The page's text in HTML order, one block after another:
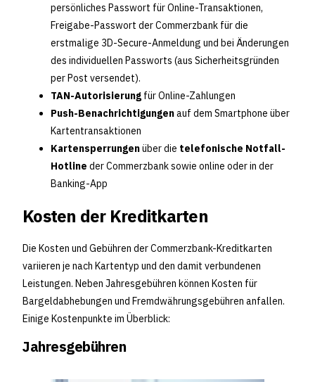
persönliches Passwort für Online-Transaktionen,
Freigabe-Passwort der Commerzbank für die
erstmalige 3D-Secure-Anmeldung und bei Änderungen
des individuellen Passworts (aus Sicherheitsgründen
per Post versendet).
TAN-Autorisierung für Online-Zahlungen
Push-Benachrichtigungenauf dem Smartphone über
Kartentransaktionen
Kartensperrungenüber die telefonische Notfall-
Hotline der Commerzbank sowie online oder in der
Banking-App
Kosten der Kreditkarten
Die Kosten und Gebühren der Commerzbank-Kreditkarten
variieren je nach Kartentyp und den damit verbundenen
Leistungen. Neben Jahresgebühren können Kosten für
Bargeldabhebungen und Fremdwährungsgebühren anfallen.
Einige Kostenpunkte im Überblick:
Jahresgebühren